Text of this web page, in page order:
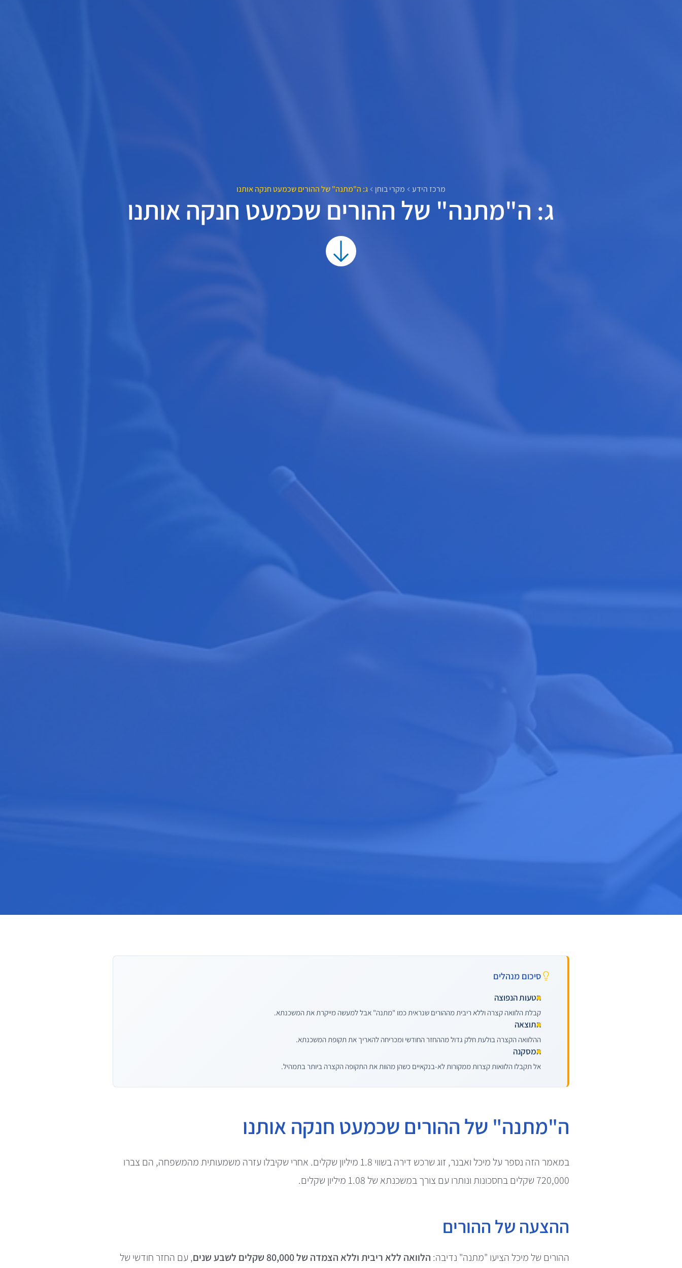
מרכז הידע מקרי בוחן ג: ה"מתנה" של ההורים שכמעט חנקה אותנו
ג: ה"מתנה" של ההורים שכמעט חנקה אותנו
סיכום מנהלים
הטעות הנפוצה
קבלת הלוואה קצרה וללא ריבית מההורים שנראית כמו "מתנה" אבל למעשה מייקרת את המשכנתא.
התוצאה
ההלוואה הקצרה בולעת חלק גדול מההחזר החודשי ומכריחה להאריך את תקופת המשכנתא.
המסקנה
אל תקבלו הלוואות קצרות ממקורות לא-בנקאיים כשהן מהוות את התקופה הקצרה ביותר בתמהיל.
ה"מתנה" של ההורים שכמעט חנקה אותנו
במאמר הזה נספר על מיכל ואבנר, זוג שרכש דירה בשווי 1.8 מיליון שקלים. אחרי שקיבלו עזרה משמעותית מהמשפחה, הם צברו
720,000 שקלים בחסכונות ונותרו עם צורך במשכנתא של 1.08 מיליון שקלים.
ההצעה של ההורים
ההורים של מיכל הציעו "מתנה" נדיבה: הלוואה ללא ריבית וללא הצמדה של 80,000 שקלים לשבע שנים , עם החזר חודשי של